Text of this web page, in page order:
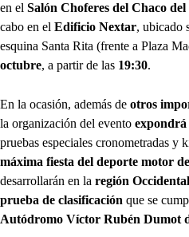
en el Salón Choferes del Chaco
cabo en el Edificio Nextar, ubicado
esquina Santa Rita (frente a Plaza
octubre, a partir de las 19:30.
En la ocasión, además de otros
la organización del evento
pruebas especiales cronometradas y
máxima fiesta del deporte motor
desarrollarán en la región Occidental
prueba de clasificación que se
Autódromo Víctor Rubén Dumot